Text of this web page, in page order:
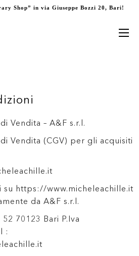
Shop” in via Giuseppe Bozzi 20, Bari!
Vendita – A&F s.r.l.
Vendita (CGV) per gli acquisiti
https://www.micheleachille.it
da A&F s.r.l.
70123 Bari P.Iva
: